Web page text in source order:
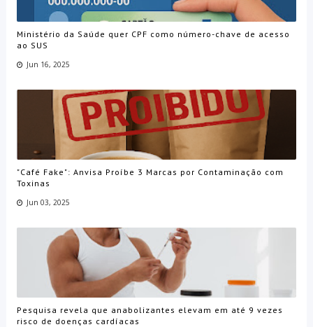
Ministério da Saúde quer CPF como número-chave de acesso
ao SUS
Jun 16, 2025
"Café Fake": Anvisa Proíbe 3 Marcas por Contaminação com
Toxinas
Jun 03, 2025
Pesquisa revela que anabolizantes elevam em até 9 vezes
risco de doenças cardíacas